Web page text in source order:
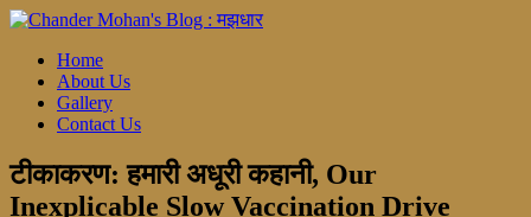
Home
About Us
Gallery
Contact Us
टीकाकरण: हमारी अधूरी कहानी, Our
Inexplicable Slow Vaccination Drive